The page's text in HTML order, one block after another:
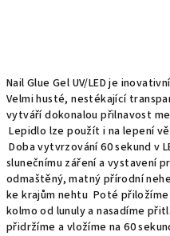
Nail Glue Gel UV/LED je
Velmi husté, nestékající
vytváří dokonalou přilnavost
Lepidlo lze použít i na lepení
Doba vytvrzování 60 sekund v
slunečnímu záření a vystavení
odmaštěný, matný přírodní
ke krajům nehtu Poté
kolmo od lunuly a nasadíme
přidržíme a vložíme na 60